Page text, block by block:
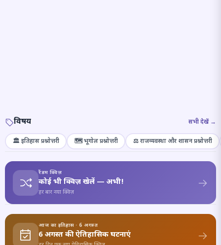
विषय सभी देखें →
🏛️ इतिहास प्रश्नोत्तरी 🗺️ भूगोल प्रश्नोत्तरी ⚖️ राजव्यवस्था और शासन प्रश्नोत्तरी
रैंडम क्विज़
कोई भी क्विज़ खेलें — अभी!
हर बार नया क्विज़
आज का इतिहास · 6 अगस्त
6 अगस्त की ऐतिहासिक घटनाएं